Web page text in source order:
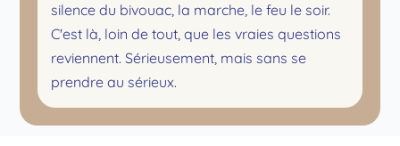
silence du bivouac, la marche, le feu le soir.
C'est là, loin de tout, que les vraies questions
reviennent. Sérieusement, mais sans se
prendre au sérieux.